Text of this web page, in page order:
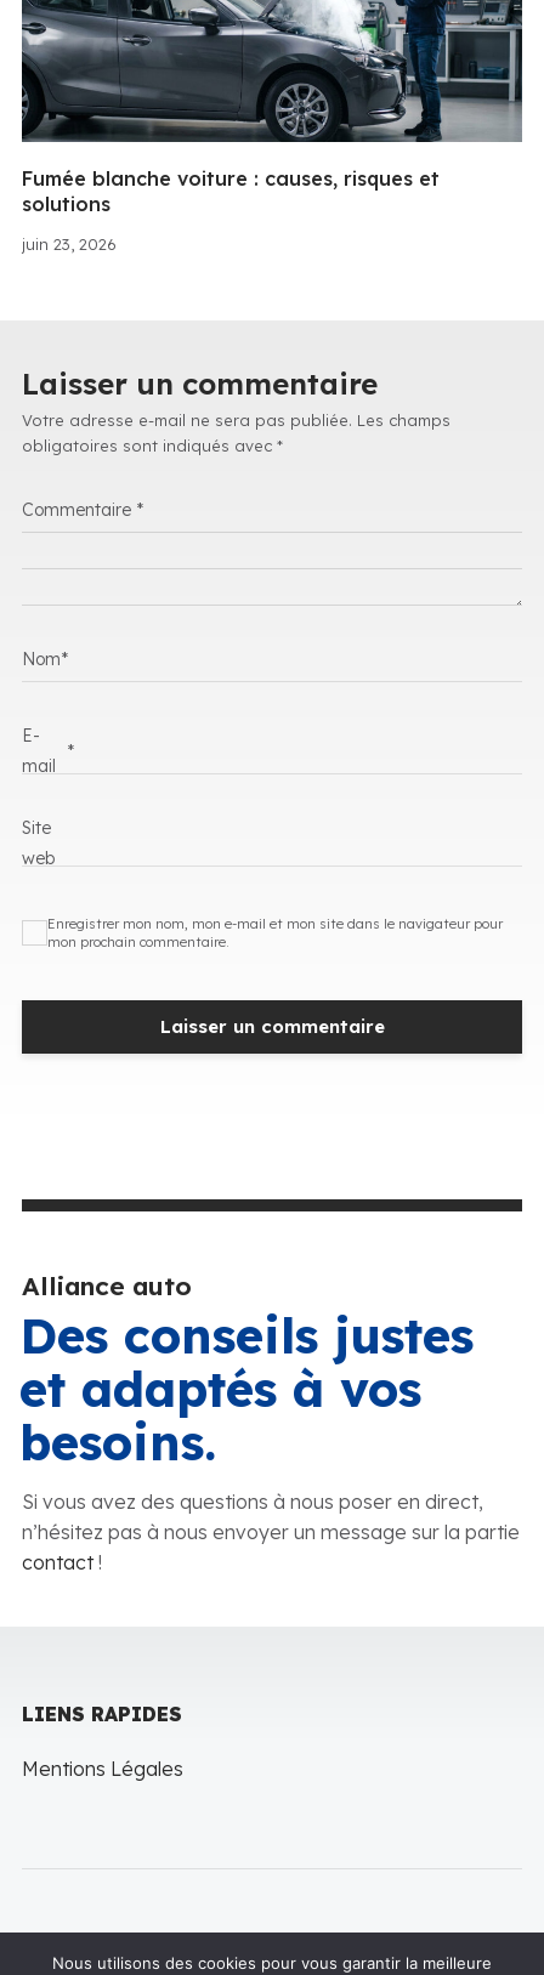
juin 23, 2026
Fumée blanche voiture : causes, risques et
solutions
Laisser un commentaire
Votre adresse e-mail ne sera pas publiée. Les champs
obligatoires sont indiqués avec *
Commentaire *
Nom*
E-
mail
*
Site
web
Enregistrer mon nom, mon e-mail et mon site dans le navigateur pour
mon prochain commentaire.
Alliance auto
Des conseils justes
et adaptés à vos
besoins.
Si vous avez des questions à nous poser en direct,
n’hésitez pas à nous envoyer un message sur la partie
contact!
LIENS RAPIDES
Mentions Légales
Nous utilisons des cookies pour vous garantir la meilleure